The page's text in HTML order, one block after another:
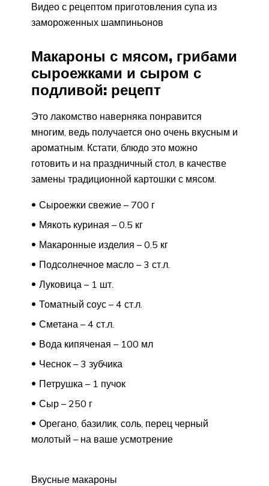
Видео с рецептом приготовления супа из
замороженных шампиньонов
Макароны с мясом, грибами
сыроежками и сыром с
подливой: рецепт
Это лакомство наверняка понравится
многим, ведь получается оно очень вкусным и
ароматным. Кстати, блюдо это можно
готовить и на праздничный стол, в качестве
замены традиционной картошки с мясом.
Сыроежки свежие – 700 г
Мякоть куриная – 0.5 кг
Макаронные изделия – 0.5 кг
Подсолнечное масло – 3 ст.л.
Луковица – 1 шт.
Томатный соус – 4 ст.л.
Сметана – 4 ст.л.
Вода кипяченая – 100 мл
Чеснок – 3 зубчика
Петрушка – 1 пучок
Сыр – 250 г
Орегано, базилик, соль, перец черный
молотый – на ваше усмотрение
Вкусные макароны